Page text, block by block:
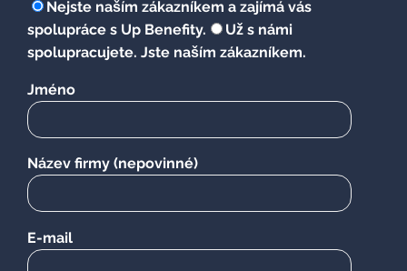
Nejste naším zákazníkem a zajímá vás spolupráce s Up
Benefity.
Už s námi spolupracujete. Jste naším
zákazníkem.
Jméno
Název firmy(nepovinné)